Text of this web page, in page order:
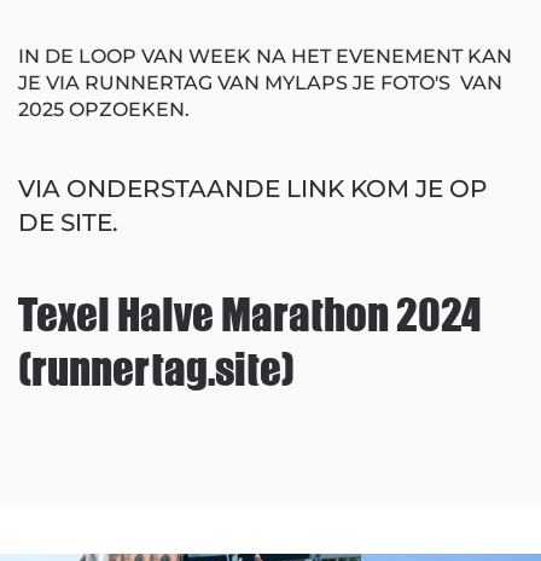
IN DE LOOP VAN WEEK NA HET EVENEMENT KAN
JE VIA RUNNERTAG VAN MYLAPS JE FOTO'S VAN
2025 OPZOEKEN.
VIA ONDERSTAANDE LINK KOM JE OP
DE SITE.
Texel Halve Marathon 2024
(runnertag.site)